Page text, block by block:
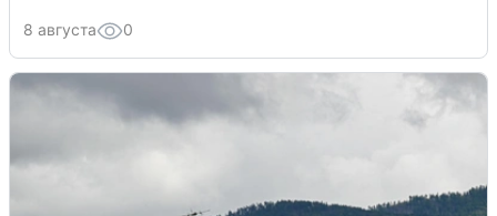
8 августа 0